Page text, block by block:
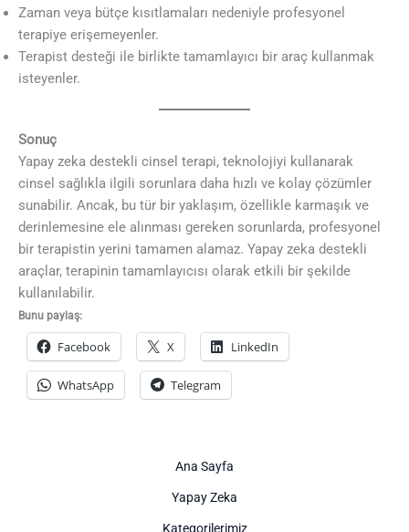
Zaman veya bütçe kısıtlamaları nedeniyle profesyonel
terapiye erişemeyenler.
Terapist desteği ile birlikte tamamlayıcı bir araç kullanmak
isteyenler.
Sonuç
Yapay zeka destekli cinsel terapi, teknolojiyi kullanarak
cinsel sağlıkla ilgili sorunlara daha hızlı ve kolay çözümler
sunabilir. Ancak, bu tür bir yaklaşım, özellikle karmaşık ve
derinlemesine ele alınması gereken sorunlarda, profesyonel
bir terapistin yerini tamamen alamaz. Yapay zeka destekli
araçlar, terapinin tamamlayıcısı olarak etkili bir şekilde
kullanılabilir.
Bunu paylaş:
Facebook X LinkedIn
WhatsApp Telegram
Ana Sayfa
Yapay Zeka
Kategorilerimiz